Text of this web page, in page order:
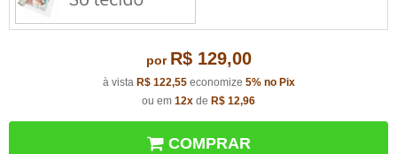
por R$ 129,00
à vista R$ 122,55economize 5% no Pix
ou em 12x de R$ 12,96
COMPRAR